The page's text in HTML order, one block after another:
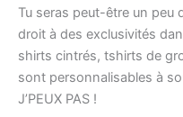
Tu seras peut-être un peu
droit à des exclusivités
shirts cintrés, tshirts de
sont personnalisables à
J’PEUX PAS !